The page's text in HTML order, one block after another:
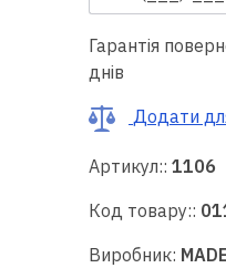
Про
нас
Гарантія
днів
Додати
Артикул:: 1106
Код товару::
Виробник: